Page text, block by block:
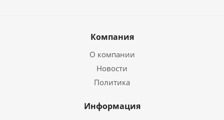
Компания
О компании
Новости
Политика
Информация